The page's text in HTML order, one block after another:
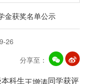
金获奖名单公示
26
分享至：
本科生
同学获评